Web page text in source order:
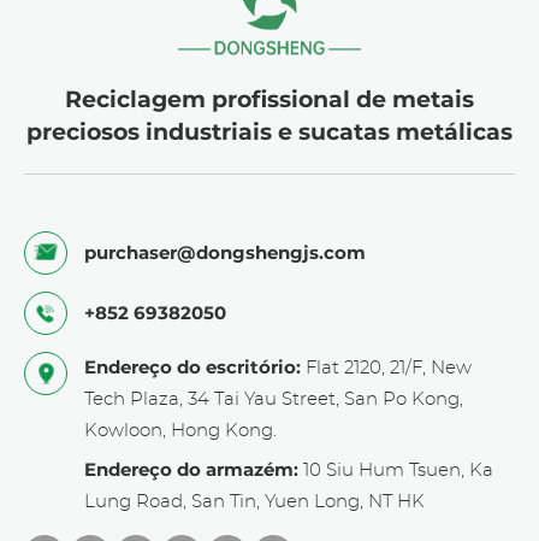
Reciclagem profissional de metais
preciosos industriais e sucatas metálicas
purchaser@dongshengjs.com
+852 69382050
Endereço do escritório: Flat 2120, 21/F, New
Tech Plaza, 34 Tai Yau Street, San Po Kong,
Kowloon, Hong Kong.
Endereço do armazém: 10 Siu Hum Tsuen, Ka
Lung Road, San Tin, Yuen Long, NT HK